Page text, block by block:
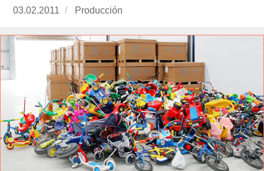
Publicado
03.02.2011 https://www.experimenta.es/author/
Producción